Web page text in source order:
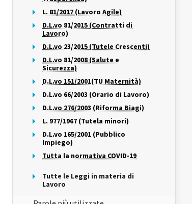
L. 81/2017 (Lavoro Agile)
D.L.vo 81/2015 (Contratti di
Lavoro)
D.L.vo 23/2015 (Tutele Crescenti)
D.L.vo 81/2008 (Salute e
Sicurezza)
D.L.vo 151/2001(TU Maternità)
D.L.vo 66/2003 (Orario di Lavoro)
D.L.vo 276/2003 (Riforma Biagi)
L. 977/1967 (Tutela minori)
D.L.vo 165/2001 (Pubblico
Impiego)
Tutta la normativa COVID-19
Tutte le Leggi in materia di
Lavoro